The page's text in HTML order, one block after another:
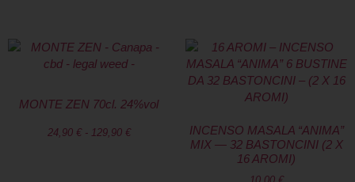
MONTE ZEN 70cl. 24%vol
24,90 € - 129,90 €
INCENSO MASALA “ANIMA”
MIX — 32 BASTONCINI (2 X
16 AROMI)